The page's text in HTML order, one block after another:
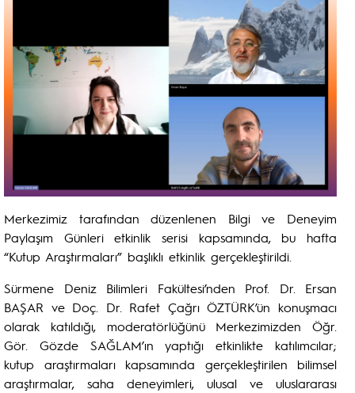
Merkezimiz tarafından düzenlenen Bilgi ve Deneyim
Paylaşım Günleri etkinlik serisi kapsamında, bu hafta
“Kutup Araştırmaları” başlıklı etkinlik gerçekleştirildi.
Sürmene Deniz Bilimleri Fakültesi’nden Prof. Dr. Ersan
BAŞAR ve Doç. Dr. Rafet Çağrı ÖZTÜRK’ün konuşmacı
olarak katıldığı, moderatörlüğünü Merkezimizden Öğr.
Gör. Gözde SAĞLAM’ın yaptığı etkinlikte katılımcılar;
kutup araştırmaları kapsamında gerçekleştirilen bilimsel
araştırmalar, saha deneyimleri, ulusal ve uluslararası